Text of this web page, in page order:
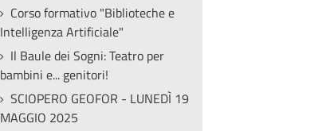
Corso formativo "Biblioteche e
Intelligenza Artificiale"
Il Baule dei Sogni: Teatro per
bambini e... genitori!
SCIOPERO GEOFOR - LUNEDÌ 19
MAGGIO 2025